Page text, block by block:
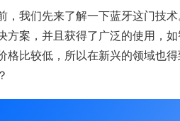
，我们先来了解一下蓝牙这门技
方案，并且获得了广泛的使用，
格比较低，所以在新兴的领域也
？